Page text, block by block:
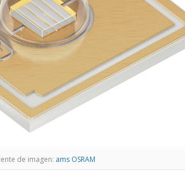
de imagen: ams OSRAM